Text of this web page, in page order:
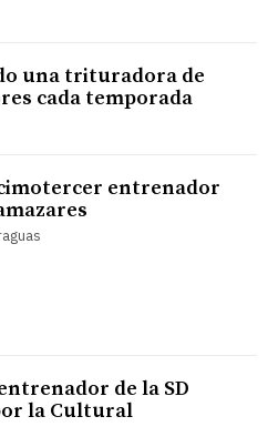
una trituradora de
cada temporada
entrenador
de la SD
la Cultural